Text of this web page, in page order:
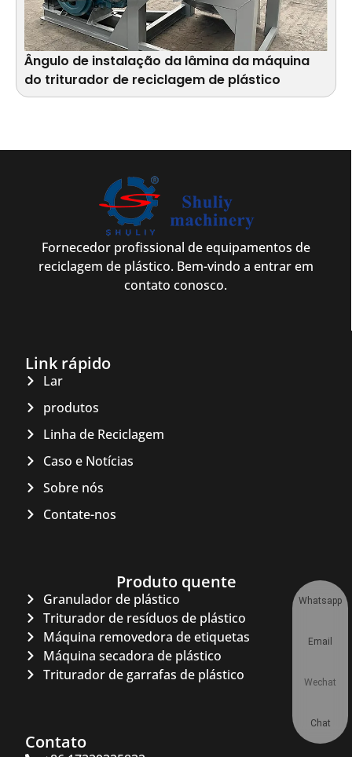
Ângulo de instalação da lâmina da máquina
do triturador de reciclagem de plástico
Fornecedor profissional de equipamentos de
reciclagem de plástico. Bem-vindo a entrar em
contato conosco.
Link rápido
Lar
produtos
Linha de Reciclagem
Caso e Notícias
Sobre nós
Contate-nos
Produto quente
Granulador de plástico
Triturador de resíduos de plástico
Máquina removedora de etiquetas
Máquina secadora de plástico
Triturador de garrafas de plástico
Contato
Whatsapp
Email
Wechat
Chat